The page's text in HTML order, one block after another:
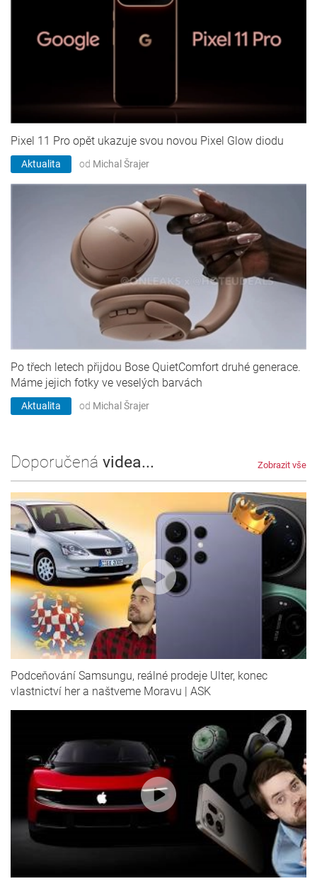
Pixel 11 Pro opět ukazuje svou novou Pixel Glow diodu
Aktualita od Michal Šrajer
Po třech letech přijdou Bose QuietComfort druhé generace.
Máme jejich fotky ve veselých barvách
Aktualita od Michal Šrajer
Doporučená videa... Zobrazit vše
Podceňování Samsungu, reálné prodeje Ulter, konec
vlastnictví her a naštveme Moravu | ASK